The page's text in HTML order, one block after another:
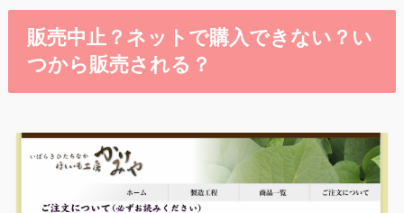
販売中止？ネットで購入できない？い
つから販売される？